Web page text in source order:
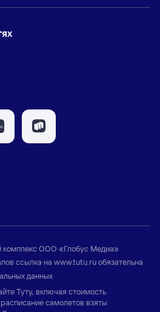
комплексООО «Глобус Медиа»
ссылка на www.tutu.ruобязательна
данных
Туту, включая стоимость
самолетов взяты